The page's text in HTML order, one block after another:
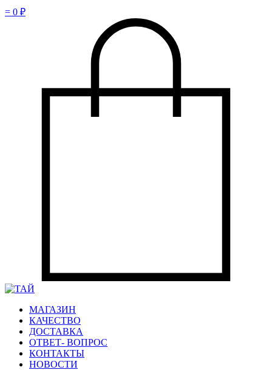
= 0 ₽
МАГАЗИН
КАЧЕСТВО
ДОСТАВКА
ОТВЕТ- ВОПРОС
КОНТАКТЫ
НОВОСТИ